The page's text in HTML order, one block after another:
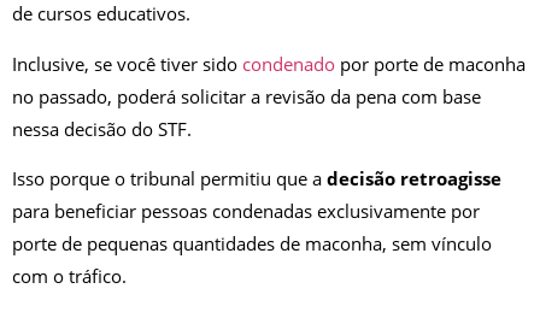
de cursos educativos.
Inclusive, se você tiver sido condenado por porte de maconha
no passado, poderá solicitar a revisão da pena com base
nessa decisão do STF.
Isso porque o tribunal permitiu que a decisão retroagisse
para beneficiar pessoas condenadas exclusivamente por
porte de pequenas quantidades de maconha, sem vínculo
com o tráfico.